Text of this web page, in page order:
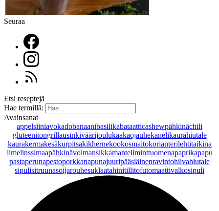
Seuraa
Etsi reseptejä
Hae termillä:
Avainsanat
appelsiiniavokadobanaanibasilikabataatticashewpähkinächili
gluteenitongrillausinkiväärijoulukaakaojauhekanelikaurahiutale
kaurakermakesäkurpitsakikhernekookosmaitokorianterilehtitaikina
limelinssimaapähkinävoimansikkamanteliminttuomenapaprikapapu
pastaperunapestoporkkanapunajuuripääsiäinenravintohiivahiutale
sipulisitruunasoijarouhesuklaatahinitillitofutomaattivalkosipuli